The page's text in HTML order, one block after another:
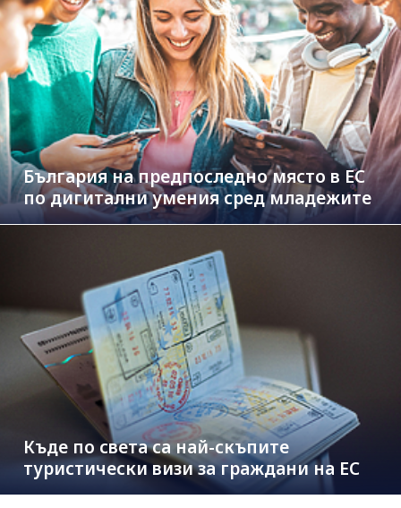
България на предпоследно място в ЕС
по дигитални умения сред младежите
Къде по света са най-скъпите
туристически визи за граждани на ЕС